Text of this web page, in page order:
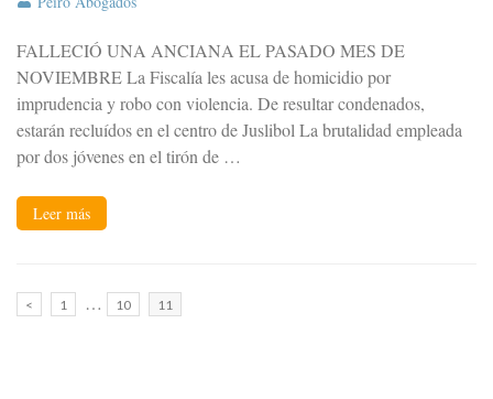
FALLECIÓ UNA ANCIANA EL PASADO MES DE
NOVIEMBRE La Fiscalía les acusa de homicidio por
imprudencia y robo con violencia. De resultar condenados,
estarán recluídos en el centro de Juslibol La brutalidad empleada
por dos jóvenes en el tirón de …
Leer más
Paginación
de
< Página
1 … Página
10 Página
11